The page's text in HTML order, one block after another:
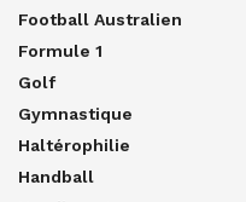
Football Australien
Formule 1
Golf
Gymnastique
Haltérophilie
Handball